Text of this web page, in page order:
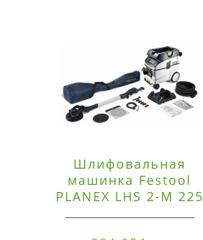
Шлифовальная
машинка Festool
PLANEX LHS 2-M 225